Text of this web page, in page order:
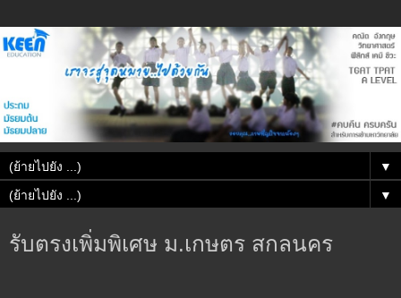
▼
▼
รับตรงเพิ่มพิเศษ ม.เกษตร สกลนคร